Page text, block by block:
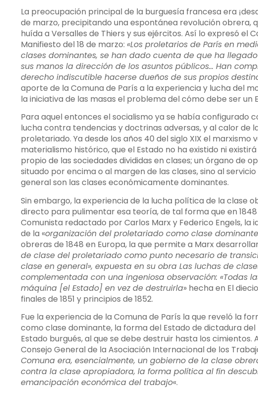
La preocupación principal de la burguesía francesa era
de marzo, precipitando una espontánea revolución obrera,
huída a Versalles de Thiers y sus ejércitos. Así lo expresó el
Manifiesto del 18 de marzo: «Los proletarios de París en
clases dominantes, se han dado cuenta de que ha
sus manos la dirección de los asuntos públicos… Han
derecho indiscutible hacerse dueños de sus propios
aporte de la Comuna de París a la experiencia y lucha del
la iniciativa de las masas el problema del cómo debe ser un
Para aquel entonces el socialismo ya se había configurado
lucha contra tendencias y doctrinas adversas, y al calor de
proletariado. Ya desde los años 40 del siglo XIX el
materialismo histórico, que el Estado no ha existido ni
propio de las sociedades divididas en clases; un órgano de
situado por encima o al margen de las clases, sino al
general son las clases económicamente dominantes.
Sin embargo, la experiencia de la lucha política de la clase
directo para pulimentar esa teoría, de tal forma que en
Comunista redactado por Carlos Marx y Federico Engels, la
de la «organización del proletariado como clase dominante
obreras de 1848 en Europa, la que permite a Marx
de clase del proletariado como punto necesario de
clase en general», expuesta en su obra Las luchas de
complementada con una ingeniosa observación: «Todas
máquina [el Estado] en vez de destruirla» hecha en El
finales de 1851 y principios de 1852.
Fue la experiencia de la Comuna de París la que reveló la
como clase dominante, la forma del Estado de dictadura
Estado burgués, al que se debe destruir hasta los cimientos.
Consejo General de la Asociación Internacional de los
Comuna era, esencialmente, un gobierno de la clase
contra la clase apropiadora, la forma política al fin
emancipación económica del trabajo«.